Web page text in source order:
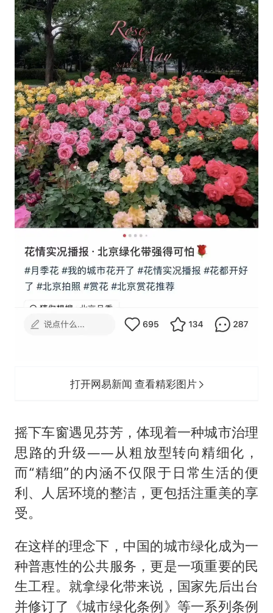
打开网易新闻 查看精彩图片
摇下车窗遇见芬芳，体现着一种城市治理
思路的升级——从粗放型转向精细化，
而“精细”的内涵不仅限于日常生活的便
利、人居环境的整洁，更包括注重美的享
受。
在这样的理念下，中国的城市绿化成为一
种普惠性的公共服务，更是一项重要的民
生工程。就拿绿化带来说，国家先后出台
并修订了《城市绿化条例》等一系列条例